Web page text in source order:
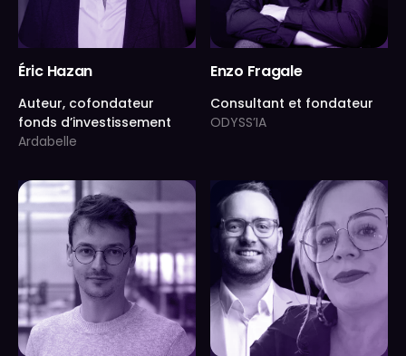
Éric Hazan
Auteur, cofondateur
fonds d’investissement
Ardabelle
Enzo Fragale
Consultant et fondateur
ODYSS’IA